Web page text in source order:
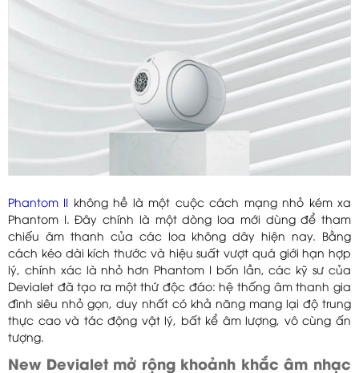
Phantom II
không hề là một cuộc cách mạng nhỏ kém xa
Phantom I. Đây chính là một dòng loa mới dùng để tham
chiếu âm thanh của các loa không dây hiện nay. Bằng
cách kéo dài kích thước và hiệu suất vượt quá giới hạn hợp
lý, chính xác là nhỏ hơn Phantom I bốn lần, các kỹ sư của
Devialet đã tạo ra một thứ độc đáo: hệ thống âm thanh gia
đình siêu nhỏ gọn, duy nhất có khả năng mang lại độ trung
thực cao và tác động vật lý, bất kể âm lượng, vô cùng ấn
tượng.
New Devialet mở rộng khoảnh khắc âm nhạc